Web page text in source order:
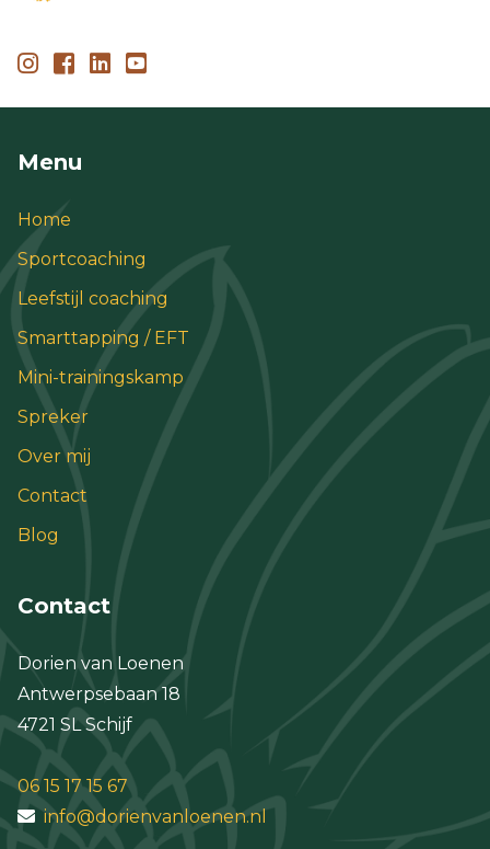
Menu
Home
Sportcoaching
Leefstijl coaching
Smarttapping / EFT
Mini-trainingskamp
Spreker
Over mij
Contact
Blog
Contact
Dorien van Loenen
Antwerpsebaan 18
4721 SL Schijf
06 15 17 15 67
info@dorienvanloenen.nl